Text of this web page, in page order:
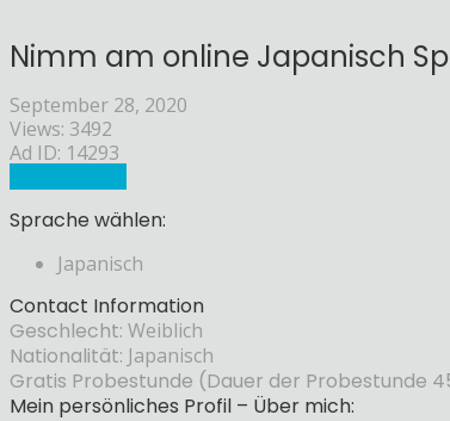
Nimm am online Japanisch
September 28, 2020
Views: 3492
Ad ID: 14293
Sprache wählen:
Japanisch
Contact Information
Geschlecht: Weiblich
Nationalität: Japanisch
Gratis Probestunde (Dauer der Probestunde
Mein persönliches Profil – Über mich: